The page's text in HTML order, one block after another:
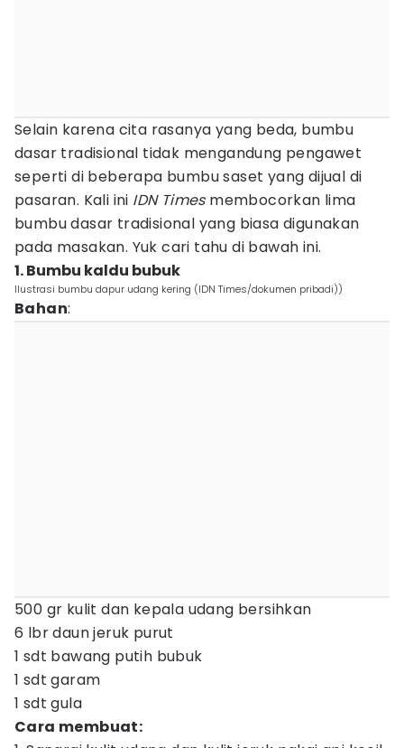
Selain karena cita rasanya yang beda, bumbu
dasar tradisional tidak mengandung pengawet
seperti di beberapa bumbu saset yang dijual di
pasaran. Kali ini IDN Times membocorkan lima
bumbu dasar tradisional yang biasa digunakan
pada masakan. Yuk cari tahu di bawah ini.
1. Bumbu kaldu bubuk
Ilustrasi bumbu dapur udang kering (IDN Times/dokumen pribadi))
Bahan:
500 gr kulit dan kepala udang bersihkan
6 lbr daun jeruk purut
1 sdt bawang putih bubuk
1 sdt garam
1 sdt gula
Cara membuat: